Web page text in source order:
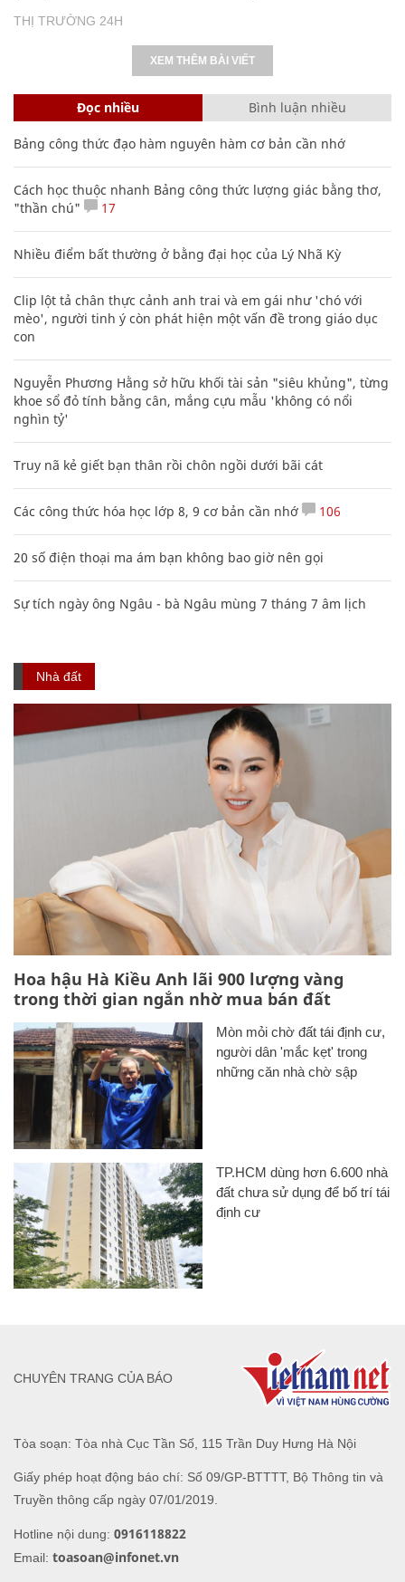
THỊ TRƯỜNG 24H
XEM THÊM BÀI VIẾT
Đọc nhiều Bình luận nhiều
Bảng công thức đạo hàm nguyên hàm cơ bản cần nhớ
Cách học thuộc nhanh Bảng công thức lượng giác bằng thơ,
"thần chú"
17
Nhiều điểm bất thường ở bằng đại học của Lý Nhã Kỳ
Clip lột tả chân thực cảnh anh trai và em gái như 'chó với
mèo', người tinh ý còn phát hiện một vấn đề trong giáo dục
con
Nguyễn Phương Hằng sở hữu khối tài sản "siêu khủng", từng
khoe sổ đỏ tính bằng cân, mắng cựu mẫu 'không có nổi
nghìn tỷ'
Truy nã kẻ giết bạn thân rồi chôn ngồi dưới bãi cát
Các công thức hóa học lớp 8, 9 cơ bản cần nhớ 106
20 số điện thoại ma ám bạn không bao giờ nên gọi
Sự tích ngày ông Ngâu - bà Ngâu mùng 7 tháng 7 âm lịch
Nhà đất
Hoa hậu Hà Kiều Anh lãi 900 lượng vàng
trong thời gian ngắn nhờ mua bán đất
Mòn mỏi chờ đất tái định cư,
người dân 'mắc kẹt' trong
những căn nhà chờ sập
TP.HCM dùng hơn 6.600 nhà
đất chưa sử dụng để bố trí tái
định cư
Tòa soạn: Tòa nhà Cục Tần Số, 115 Trần Duy Hưng Hà Nội
Giấy phép hoạt động báo chí: Số 09/GP-BTTTT, Bộ Thông tin và
Truyền thông cấp ngày 07/01/2019.
Hotline nội dung: 0916118822
Email: toasoan@infonet.vn
CHUYÊN TRANG CỦA BÁO